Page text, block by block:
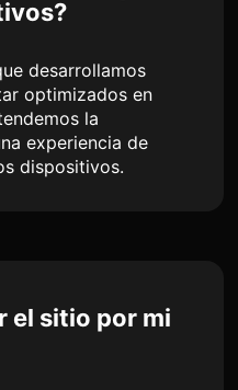
desarrollamos
optimizados en
la
experiencia de
dispositivos.
el sitio por mi